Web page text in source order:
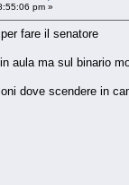
pm »
fare il senatore
aula ma sul binario
dove scendere in